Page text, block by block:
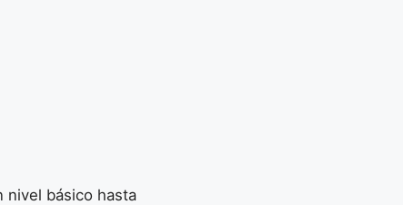
nivel básico hasta